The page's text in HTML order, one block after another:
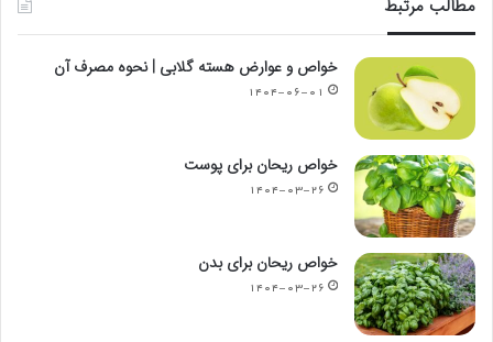
مطالب مرتبط
خواص و عوارض هسته گلابی | نحوه مصرف آن
۱۴۰۴-۰۶-۰۱
خواص ریحان برای پوست
۱۴۰۴-۰۳-۲۶
خواص ریحان برای بدن
۱۴۰۴-۰۳-۲۶